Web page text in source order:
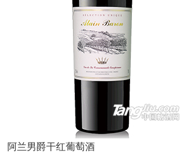
阿兰男爵干红葡萄酒